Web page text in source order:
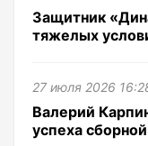
Защитник
тяжелых
27 июля 2026
Валерий
успеха